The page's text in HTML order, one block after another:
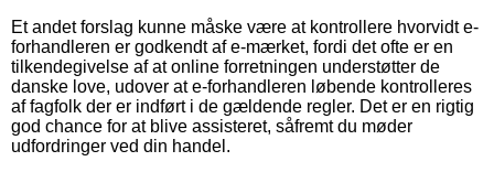
Et andet forslag kunne måske være at kontrollere hvorvidt e-
forhandleren er godkendt af e-mærket, fordi det ofte er en
tilkendegivelse af at online forretningen understøtter de
danske love, udover at e-forhandleren løbende kontrolleres
af fagfolk der er indført i de gældende regler. Det er en rigtig
god chance for at blive assisteret, såfremt du møder
udfordringer ved din handel.